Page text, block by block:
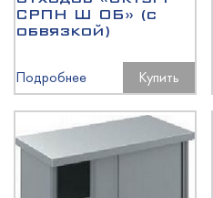
СРПН Ш ОБ» (с
обвязкой)
Подробнее Купить